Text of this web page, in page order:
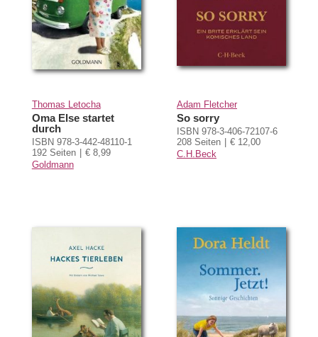
Thomas Letocha
Oma Else startet
durch
ISBN 978-3-442-48110-1
192 Seiten
€ 8,99
Goldmann
Adam Fletcher
So sorry
ISBN 978-3-406-72107-6
208 Seiten
€ 12,00
C.H.Beck